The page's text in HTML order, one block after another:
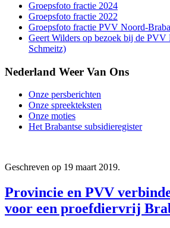
Groepsfoto fractie 2024
Groepsfoto fractie 2022
Groepsfoto fractie PVV Noord-
Geert Wilders op bezoek bij de
Schmeitz)
Nederland Weer Van Ons
Onze persberichten
Onze spreekteksten
Onze moties
Het Brabantse subsidieregister
Geschreven op 19 maart 2019.
Provincie en PVV
voor een proefdiervrij